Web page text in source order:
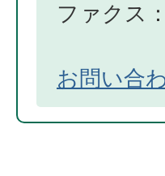
ファクス
お問い合